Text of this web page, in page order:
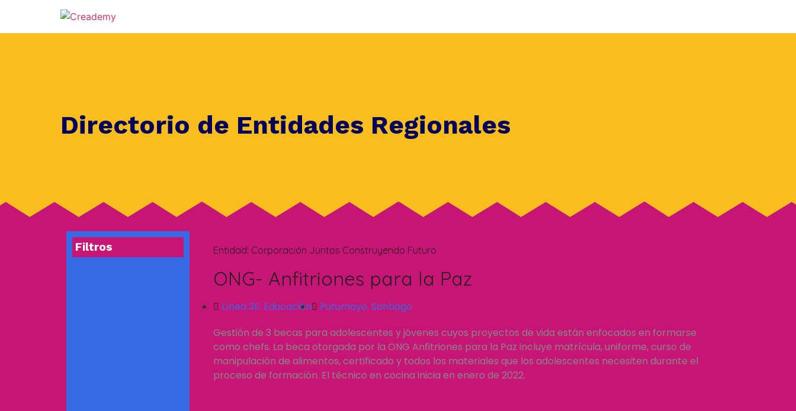
Directorio de Entidades Regionales
Filtros Entidad: Corporación Juntos Construyendo Futuro
ONG- Anfitriones para la Paz
Línea 3E: Educación Putumayo,Santiago
Gestión de 3 becas para adolescentes y jóvenes cuyos proyectos de vida están enfocados en formarse
como chefs. La beca otorgada por la ONG Anfitriones para la Paz incluye matrícula, uniforme, curso de
manipulación de alimentos, certificado y todos los materiales que los adolescentes necesiten durante el
proceso de formación. El técnico en cocina inicia en enero de 2022.